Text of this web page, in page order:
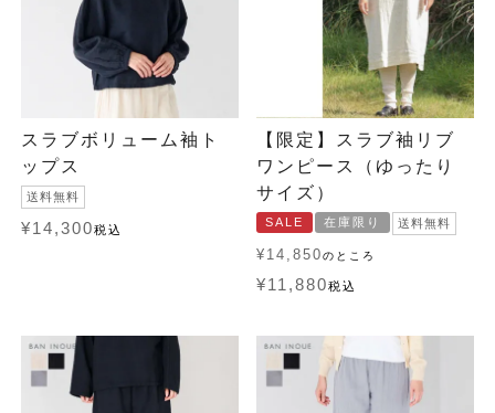
スラブボリューム袖ト
ップス
送料無料
¥14,300税込
【限定】スラブ袖リブ
ワンピース（ゆったり
サイズ）
SALE 在庫限り 送料無料
¥ 14,850のところ
¥11,880税込